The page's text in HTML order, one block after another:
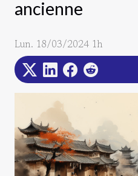
ancienne
Lun. 18/03/2024 1h